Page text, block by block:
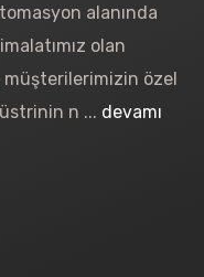
alanında
olan
özel
n ... devamı